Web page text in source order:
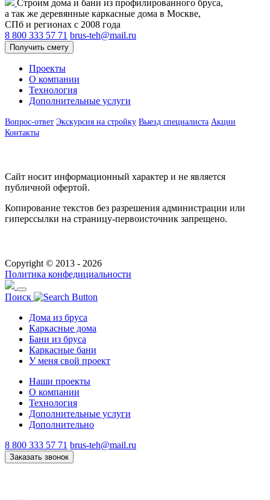
Строим дома и бани из профилированного бруса,
а так же деревянные каркасные дома в Москве,
СПб и регионах с 2008 года
8 800 333 57 71 brus-teh@mail.ru
Получить смету
Проекты
О компании
Технология
Дополнительные услуги
Вопрос-ответ Экскурсия на стройку Выезд специалиста Акции
Контакты
Сайт носит информационный характер и не является
публичной офертой.
Копирование текстов без разрешения администрации или
гиперссылки на страницу-первоисточник запрещено.
Copyright © 2013 - 2026
Политика конфедициальности
Поиск
Дома из бруса
Каркасные дома
Бани из бруса
Каркасные бани
У меня свой проект
Наши проекты
О компании
Технология
Дополнительные услуги
Дополнительно
8 800 333 57 71 brus-teh@mail.ru
Заказать звонок